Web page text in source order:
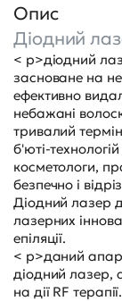
Опис
Діодний
< p>діодний
засноване на
ефективно
небажані
тривалий
б'юті-
косметологи,
безпечно і
Діодний лазер
лазерних
епіляції.
< p>даний
діодний лазер,
на дії RF терапії.